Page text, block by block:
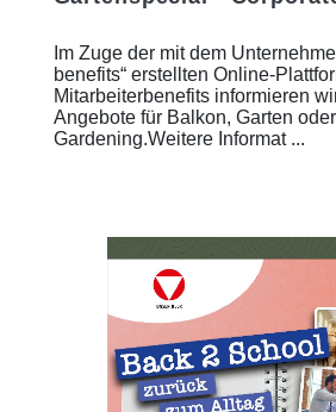
Im Zuge der mit dem
benefits“ erstellten Online-
Mitarbeiterbenefits informieren
Angebote für Balkon, Garten
Gardening.Weitere Informat ...